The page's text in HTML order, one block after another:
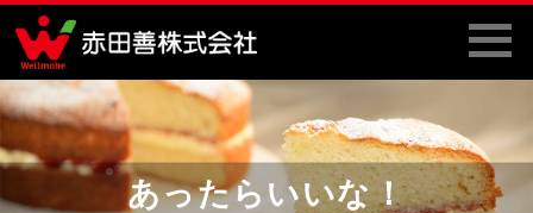
あったらいいな！